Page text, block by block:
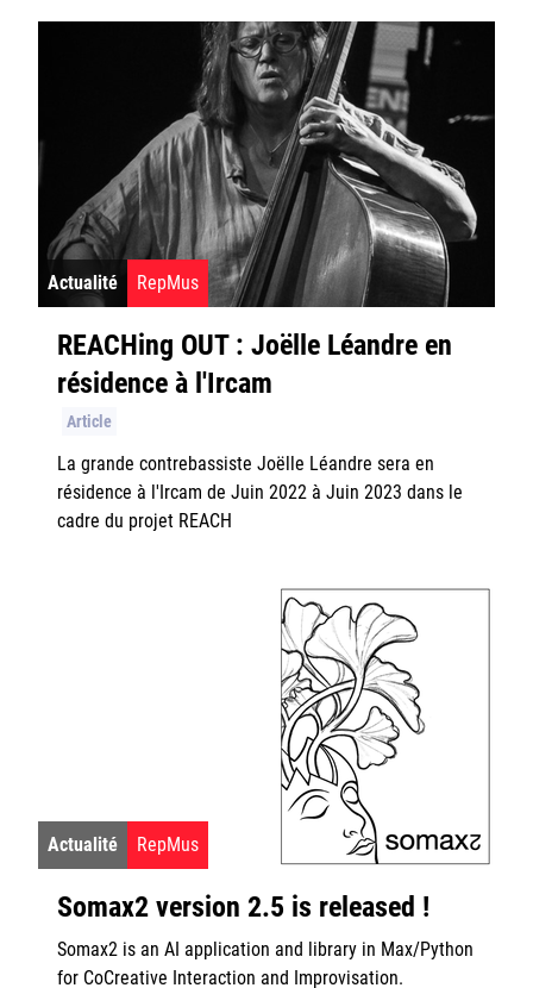
Actualité RepMus
REACHing OUT : Joëlle Léandre en
résidence à l'Ircam
Article
La grande contrebassiste Joëlle Léandre sera en
résidence à l'Ircam de Juin 2022 à Juin 2023 dans le
cadre du projet REACH
Actualité RepMus
Somax2 version 2.5 is released !
Somax2 is an AI application and library in Max/Python
for CoCreative Interaction and Improvisation.